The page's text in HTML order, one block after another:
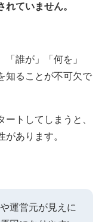
ていません。
誰が」「何を」
知ることが不可欠で
トしてしまうと、
あります。
運営元が見えに